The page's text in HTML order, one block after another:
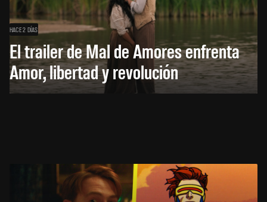
HACE 2 DÍAS
El trailer de Mal de Amores enfrenta
Amor, libertad y revolución